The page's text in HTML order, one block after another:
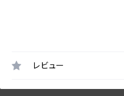
レビュー